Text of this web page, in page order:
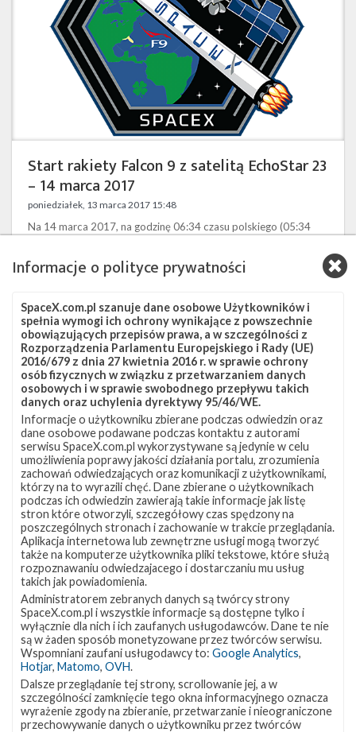
Start rakiety Falcon 9 z satelitą EchoStar 23
– 14 marca 2017
poniedziałek, 13 marca 2017 15:48
Na 14 marca 2017, na godzinę 06:34 czasu polskiego (05:34
23. Okno startowe potrwa 150 minut. Rakieta wystartuje z
platformy startowej LC-39A w Centrum Kosmicznym imienia
odzyskanie pierwszego stopnia rakiety. Transmisja na żywo ze
startu dostępna będzie w dwóch wersjach: Technicznej – widok
z rakiety, parametry lotu, komunikacja radiowa, bez zbędnego …
Falcon
wyniesie
na
orbitę
kosmiczną
szklarnię;
nowe
daty
startów
Falcon
Heavy
Falcon 9 wyniesie na orbitę kosmiczną
szklarnię; nowe daty startów i Falcon
Heavy
czwartek, 9 lutego 2017 22:22
W drugiej połowie tego roku, za pomocą rakiety Falcon 9, na
orbitę ma zostać wyniesiona sonda kosmiczna CROPIS,
Informacje o polityce prywatności
SpaceX.com.pl szanuje dane osobowe Użytkowników i
spełnia wymogi ich ochrony wynikające z powszechnie
obowiązujących przepisów prawa, a w szczególności z
Rozporządzenia Parlamentu Europejskiego i Rady (UE)
2016/679 z dnia 27 kwietnia 2016 r. w sprawie ochrony
osób fizycznych w związku z przetwarzaniem danych
osobowych i w sprawie swobodnego przepływu takich
danych oraz uchylenia dyrektywy 95/46/WE.
Informacje o użytkowniku zbierane podczas odwiedzin oraz
dane osobowe podawane podczas kontaktu z autorami
serwisu SpaceX.com.pl wykorzystywane są jedynie w celu
umożliwienia poprawy jakości działania portalu, zrozumienia
zachowań odwiedzających oraz komunikacji z użytkownikami,
którzy na to wyrazili chęć. Dane zbierane o użytkownikach
podczas ich odwiedzin zawierają takie informacje jak listę
stron które otworzyli, szczegółowy czas spędzony na
poszczególnych stronach i zachowanie w trakcie przeglądania.
Aplikacja internetowa lub zewnętrzne usługi mogą tworzyć
także na komputerze użytkownika pliki tekstowe, które służą
rozpoznawaniu odwiedzajacego i dostarczaniu mu usług
takich jak powiadomienia.
Administratorem zebranych danych są twórcy strony
SpaceX.com.pl i wszystkie informacje są dostępne tylko i
wyłącznie dla nich i ich zaufanych usługodawców. Dane te nie
są w żaden sposób monetyzowane przez twórców serwisu.
Wspomniani zaufani usługodawcy to: Google Analytics,
Hotjar, Matomo, OVH.
Dalsze przeglądanie tej strony, scrollowanie jej, a w
szczególności zamknięcie tego okna informacyjnego oznacza
wyrażenie zgody na zbieranie, przetwarzanie i nieograniczone
przechowywanie danych o użytkowniku przez twórców